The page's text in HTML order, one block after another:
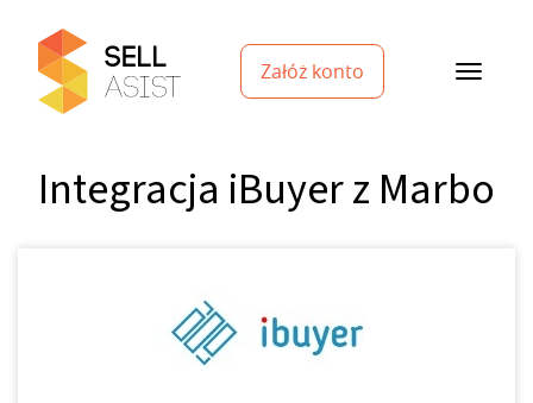
Załóż konto
Integracja iBuyer z Marbo